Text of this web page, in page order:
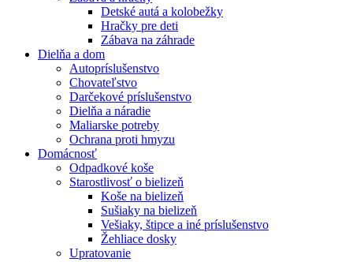
Detské autá a kolobežky
Hračky pre deti
Zábava na záhrade
Dielňa a dom
Autopríslušenstvo
Chovateľstvo
Darčekové príslušenstvo
Dielňa a náradie
Maliarske potreby
Ochrana proti hmyzu
Domácnosť
Odpadkové koše
Starostlivosť o bielizeň
Koše na bielizeň
Sušiaky na bielizeň
Vešiaky, štipce a iné príslušenstvo
Žehliace dosky
Upratovanie